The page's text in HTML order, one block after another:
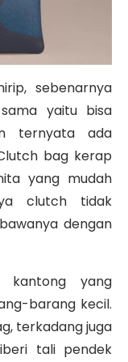
sebenarnya
yaitu bisa
ternyata ada
bag kerap
yang mudah
clutch tidak
dengan
kantong yang
barang kecil.
terkadang juga
tali pendek